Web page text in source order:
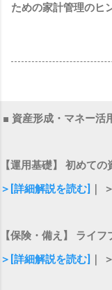
ための家計管理のヒ
■ 資産形成・マネー活
【運用基礎】 初めて
＞[詳細解説を読む]
｜
【保険・備え】 ライ
＞[詳細解説を読む]
｜